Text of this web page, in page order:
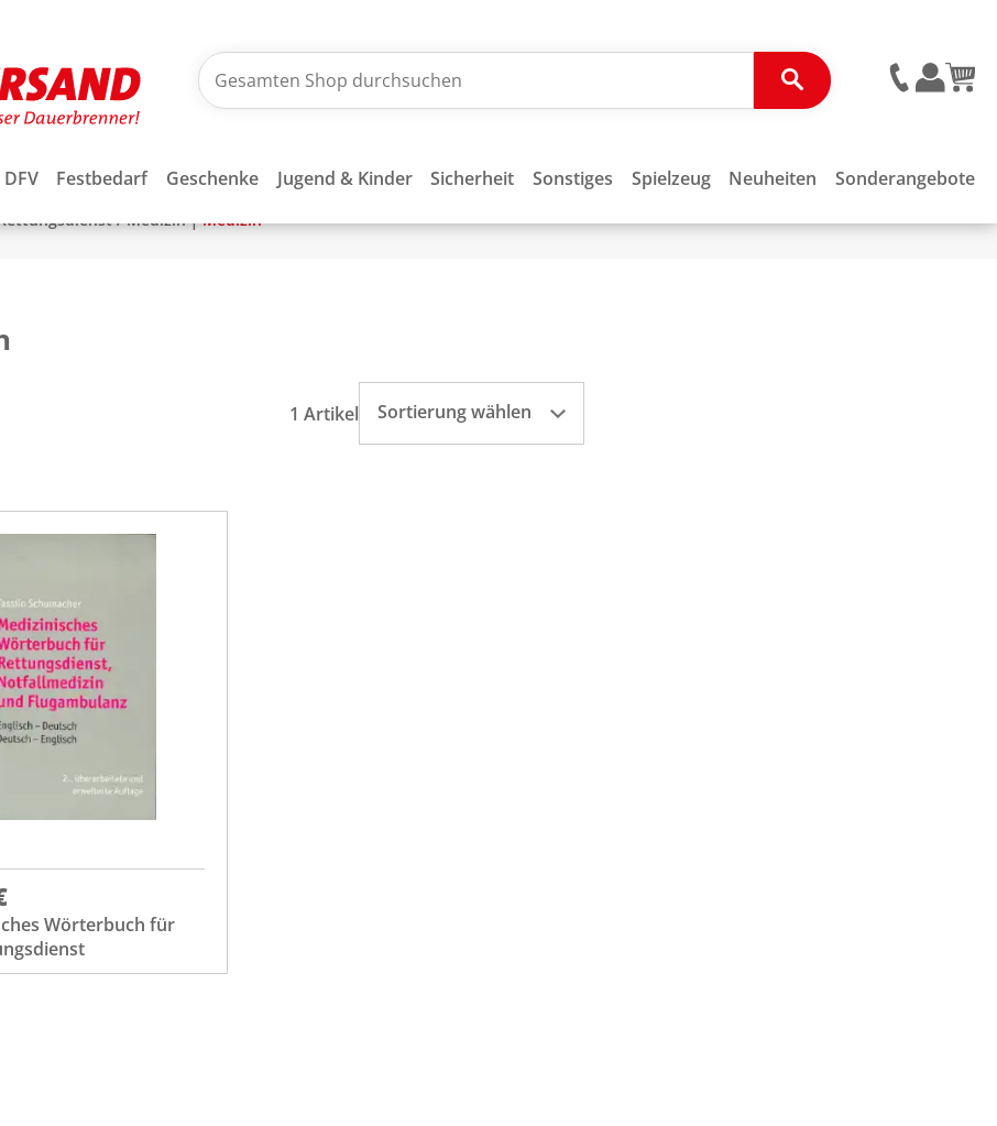
DFV Festbedarf Geschenke Jugend & Kinder Sicherheit Sonstiges Spielzeug Neuheiten Sonderangebote
/ Medizin|Medizin
1 Artikel Sortierung wählen
Wörterbuch für